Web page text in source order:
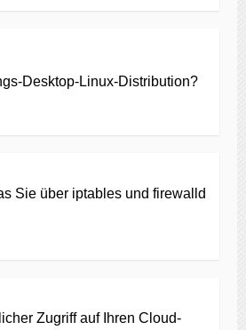
Desktop-Linux-Distribution?
Sie über iptables und firewalld
Zugriff auf Ihren Cloud-